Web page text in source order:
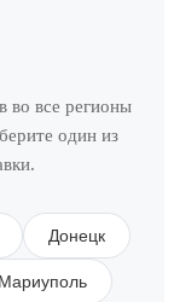
во все регионы
один из
Донецк
Мариуполь